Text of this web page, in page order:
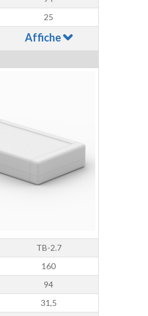
25
Affiche
TB-2.7
160
94
31,5